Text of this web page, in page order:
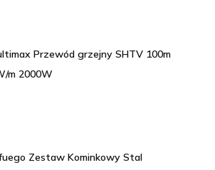
Przewód grzejny SHTV 100m
m 2000W
Zestaw Kominkowy Stal